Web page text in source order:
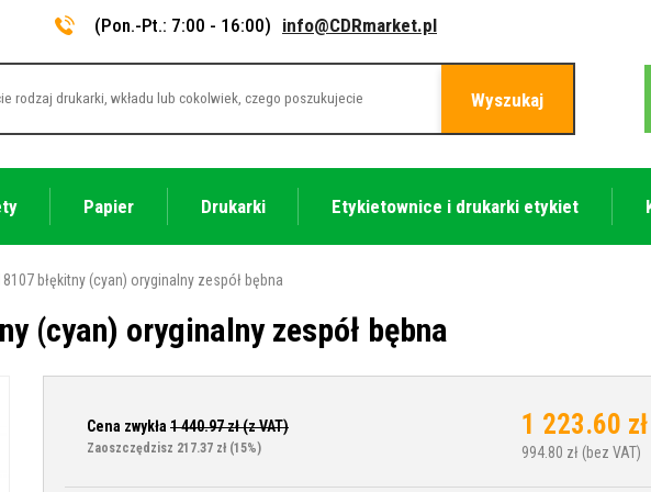
(Pon.-Pt.: 7:00 - 16:00) info@CDRmarket.pl
Wyszukaj
Papier Drukarki Etykietownice i drukarki etykiet
błękitny (cyan) oryginalny zespół bębna
(cyan) oryginalny zespół bębna
Cena zwykła 1 440.97zł (z VAT)
Zaoszczędzisz 217.37 zł (15%)
1 223.60 zł
994.80 zł (bez VAT)